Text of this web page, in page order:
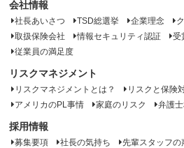
会社情報
社長あいさつ TSD総選挙 企業理念
取扱保険会社
情報セキュリティ認証 受
従業員の満足度
リスクマネジメント
リスクマネジメントとは？ リスクと保険
アメリカのPL事情
家庭のリスク 弁護
採用情報
募集要項 社長の気持ち 先輩スタッフの